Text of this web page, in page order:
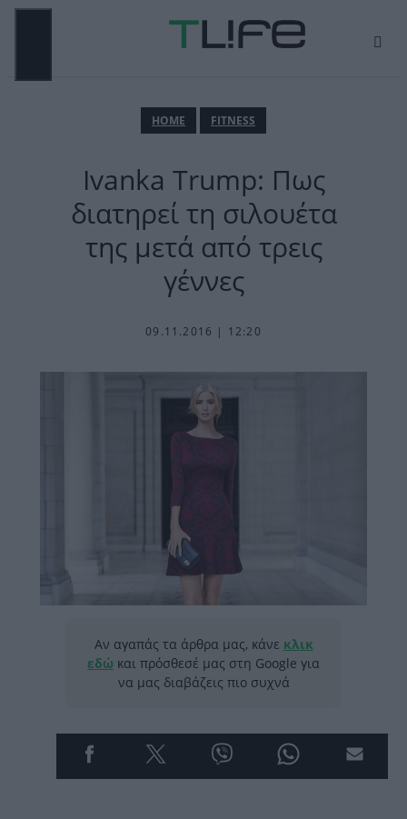
Μετάβαση
ΗΟΜΕ FITNESS
Ivanka Trump: Πως
διατηρεί τη σιλουέτα
της μετά από τρεις
γέννες
09.11.2016 | 12:20
Αν αγαπάς τα άρθρα μας, κάνε κλικ
εδώ και πρόσθεσέ μας στη Google για
να μας διαβάζεις πιο συχνά